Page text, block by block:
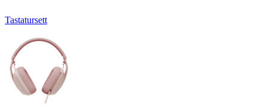
Tastatursett